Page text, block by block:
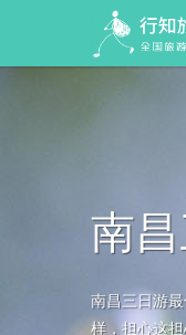
南
南昌三日游
样，担心这